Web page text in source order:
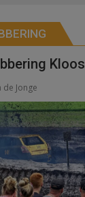
de Jonge